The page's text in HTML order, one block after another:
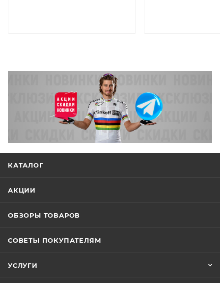
КАТАЛОГ
АКЦИИ
ОБЗОРЫ ТОВАРОВ
СОВЕТЫ ПОКУПАТЕЛЯМ
УСЛУГИ